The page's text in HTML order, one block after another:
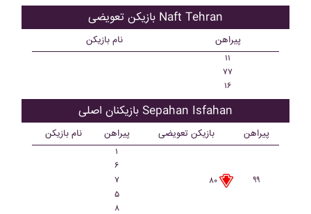
بازیکن تعویضی Naft Tehran
نام بازیکن پیراهن
۱۱
۷۷
۱۶
بازیکنان اصلی Sepahan Isfahan
نام بازیکن پیراهن بازیکن تعویضی پیراهن
۱
۶
۷
۸۰
۹۹
۵
۸